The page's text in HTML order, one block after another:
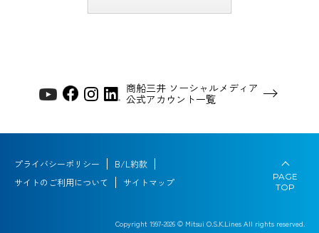
商船三井 ソーシャルメディア
公式アカウント一覧
プライバシーポリシー
B/L約款
サイトのご利用について
サイトマップ
Copyright 1997-2026 © Mitsui O.S.K.Lines All rights reserved.
PAGE
TOP